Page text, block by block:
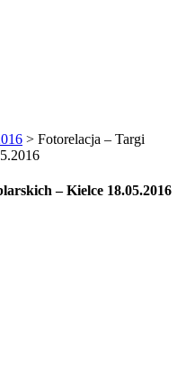
> Fotorelacja – Targi
– Kielce 18.05.2016